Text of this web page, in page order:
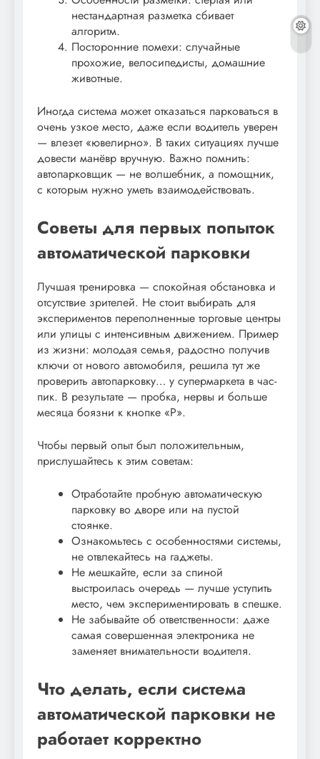
нестандартная разметка сбивает
алгоритм.
Посторонние помехи: случайные
прохожие, велосипедисты, домашние
животные.
Иногда система может отказаться парковаться в
очень узкое место, даже если водитель уверен
— влезет «ювелирно». В таких ситуациях лучше
довести манёвр вручную. Важно помнить:
автопарковщик — не волшебник, а помощник,
с которым нужно уметь взаимодействовать.
Советы для первых попыток
автоматической парковки
Лучшая тренировка — спокойная обстановка и
отсутствие зрителей. Не стоит выбирать для
экспериментов переполненные торговые центры
или улицы с интенсивным движением. Пример
из жизни: молодая семья, радостно получив
ключи от нового автомобиля, решила тут же
проверить автопарковку… у супермаркета в час-
пик. В результате — пробка, нервы и больше
месяца боязни к кнопке «P».
Чтобы первый опыт был положительным,
прислушайтесь к этим советам:
Отработайте пробную автоматическую
парковку во дворе или на пустой
стоянке.
Ознакомьтесь с особенностями системы,
не отвлекайтесь на гаджеты.
Не мешкайте, если за спиной
выстроилась очередь — лучше уступить
место, чем экспериментировать в спешке.
Не забывайте об ответственности: даже
самая совершенная электроника не
заменяет внимательности водителя.
Что делать, если система
автоматической парковки не
работает корректно